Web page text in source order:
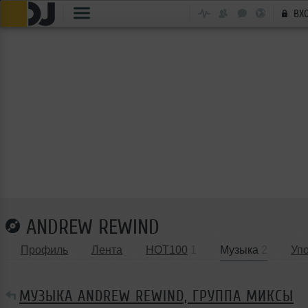
ANDREW REWIND
Профиль Лента HOT100 Музыка
МУЗЫКА ANDREW REWIND, ГРУППА МИКСЫ